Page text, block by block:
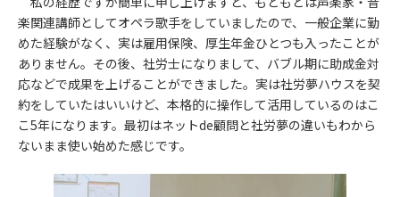
楽関連講師としてオペラ歌手をしていましたので、一般企業に勤
めた経験がなく、実は雇用保険、厚生年金ひとつも入ったことが
ありません。その後、社労士になりまして、バブル期に助成金対
応などで成果を上げることができました。実は社労夢ハウスを契
約をしていたはいいけど、本格的に操作して活用しているのはこ
こ5年になります。最初はネットde顧問と社労夢の違いもわから
ないまま使い始めた感じです。